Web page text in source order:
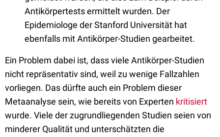
Antikörpertests ermittelt wurden. Der
Epidemiologe der Stanford Universität hat
ebenfalls mit Antikörper-Studien gearbeitet.
Ein Problem dabei ist, dass viele Antikörper-Studien
nicht repräsentativ sind, weil zu wenige Fallzahlen
vorliegen. Das dürfte auch ein Problem dieser
Metaanalyse sein, wie bereits von Experten kritisiert
wurde. Viele der zugrundliegenden Studien seien von
minderer Qualität und unterschätzten die